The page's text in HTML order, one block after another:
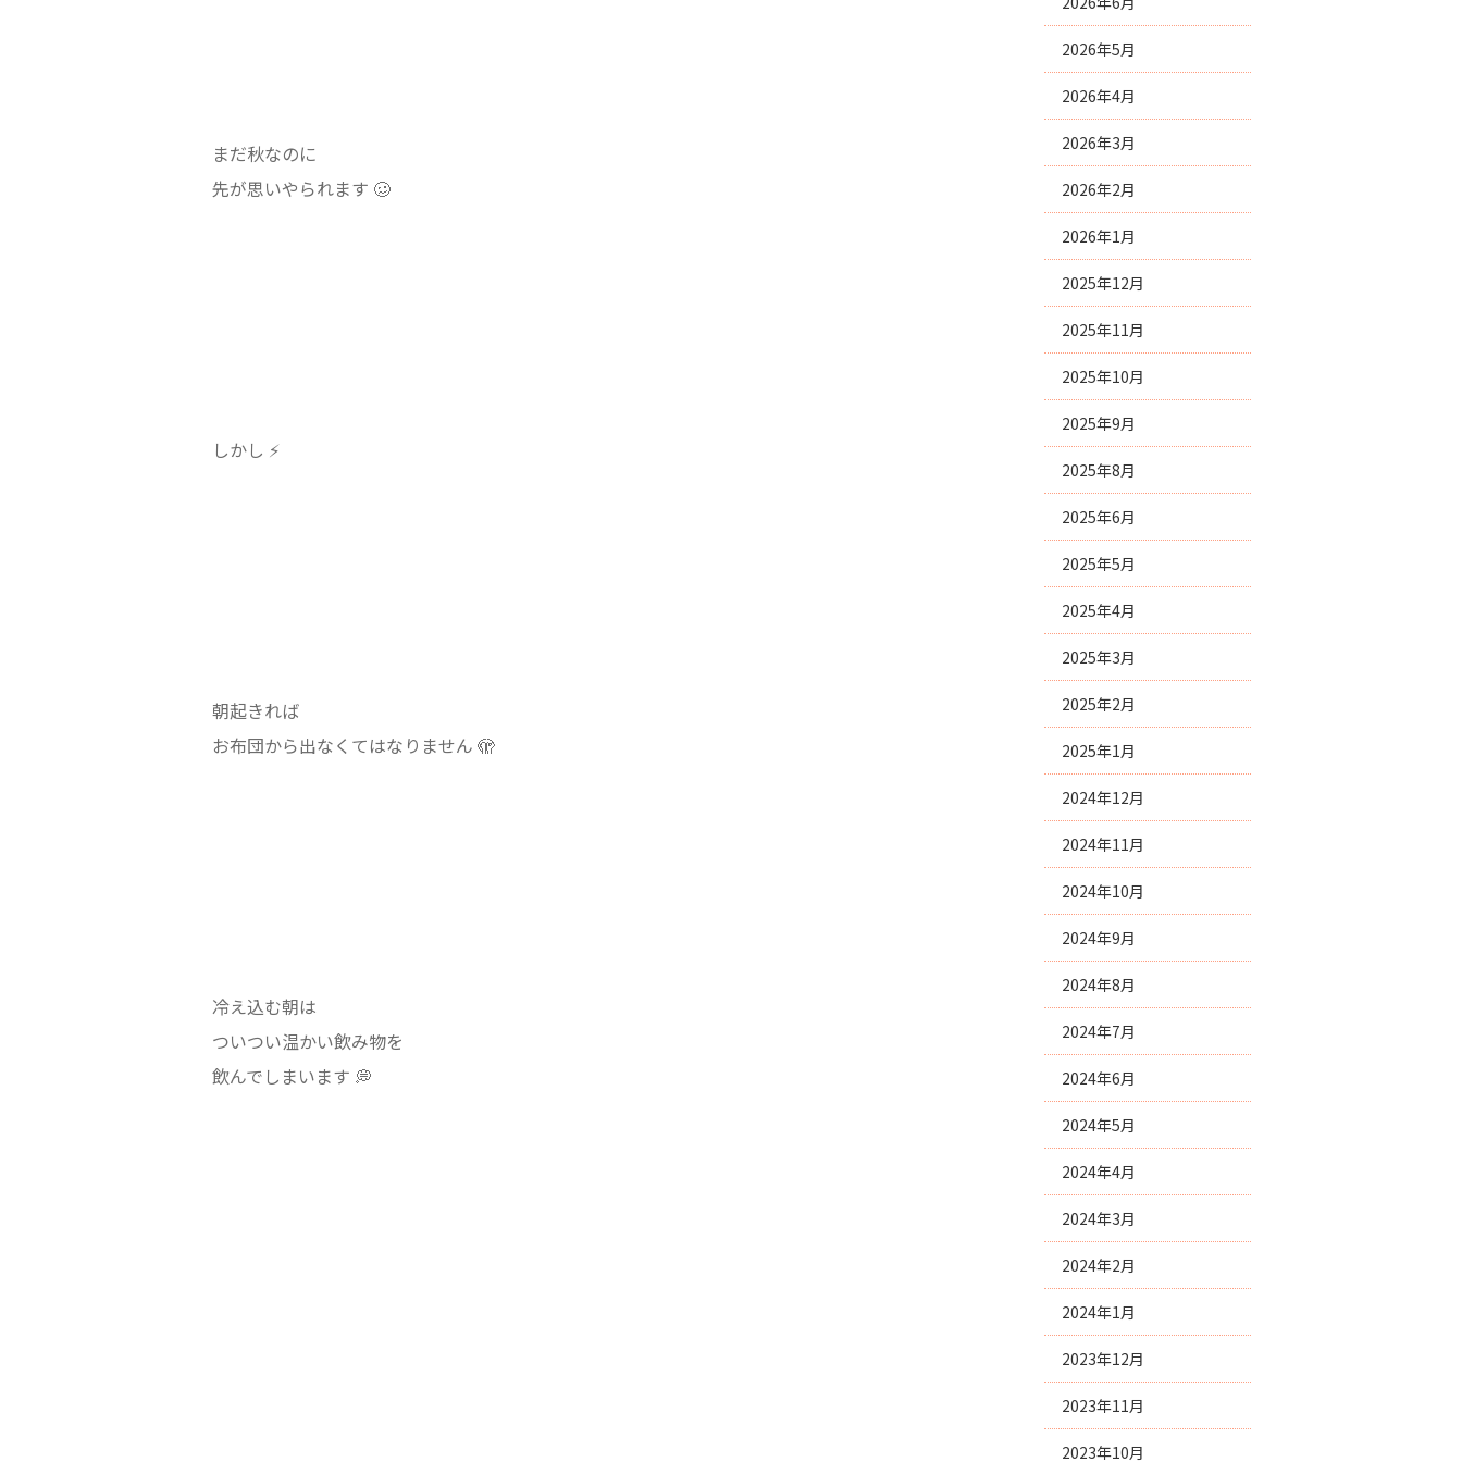
まだ秋なのに
先が思いやられます 🥴
しかし ⚡️
朝起きれば
お布団から出なくてはなりません 🫣
冷え込む朝は
ついつい温かい飲み物を
飲んでしまいます 💭
2026年5月
2026年4月
2026年3月
2026年2月
2026年1月
2025年12月
2025年11月
2025年10月
2025年9月
2025年8月
2025年6月
2025年5月
2025年4月
2025年3月
2025年2月
2025年1月
2024年12月
2024年11月
2024年10月
2024年9月
2024年8月
2024年7月
2024年6月
2024年5月
2024年4月
2024年3月
2024年2月
2024年1月
2023年12月
2023年11月
2023年10月